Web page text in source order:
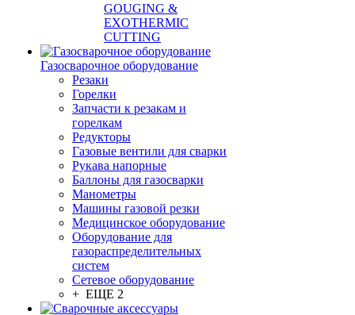
GOUGING &
EXOTHERMIC
CUTTING
Газосварочное оборудование
Резаки
Горелки
Запчасти к резакам и
горелкам
Редукторы
Газовые вентили для сварки
Рукава напорные
Баллоны для газосварки
Манометры
Машины газовой резки
Медицинское оборудование
Оборудование для
газораспределительных
систем
Сетевое оборудование
+ ЕЩЕ 2